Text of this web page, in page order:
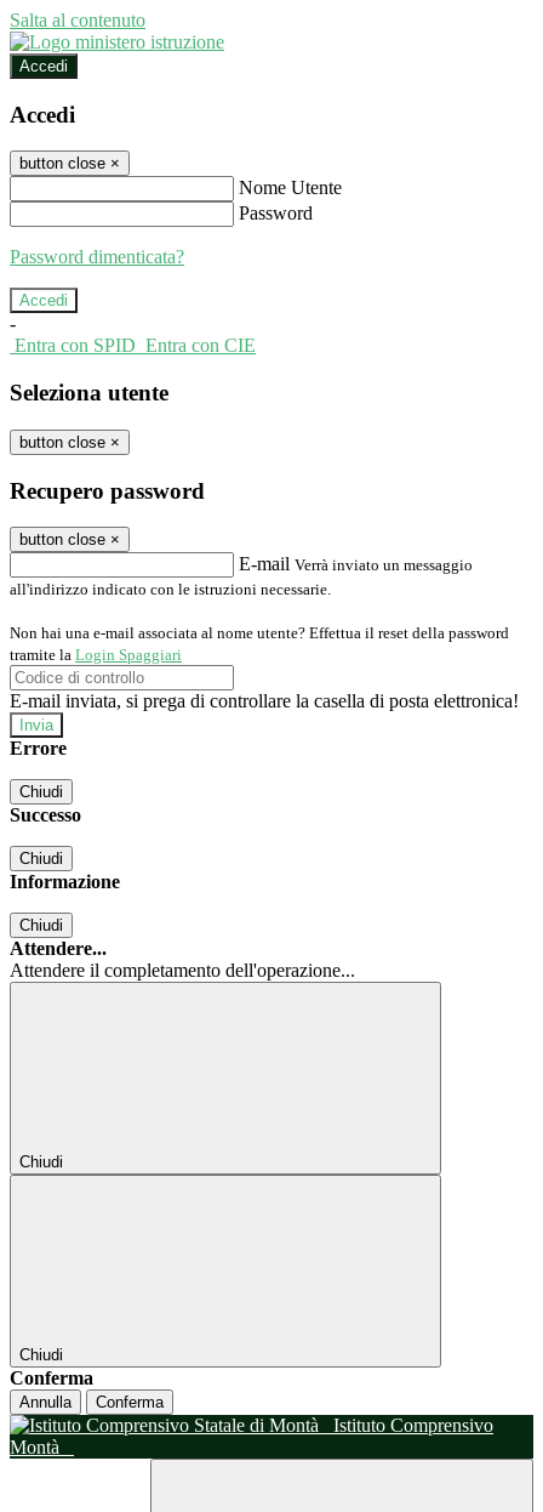
Salta al contenuto
Accedi
Accedi
button close ×
Nome Utente
Password
Password dimenticata?
-
Entra con SPID Entra con CIE
Seleziona utente
button close ×
Recupero password
button close ×
E-mail Verrà inviato un messaggio
all'indirizzo indicato con le istruzioni necessarie.
Non hai una e-mail associata al nome utente? Effettua il reset della password
tramite la Login Spaggiari
E-mail inviata, si prega di controllare la casella di posta elettronica!
Errore
Chiudi
Successo
Chiudi
Informazione
Chiudi
Attendere...
Attendere il completamento dell'operazione...
Chiudi
Chiudi
Conferma
Annulla Conferma
Istituto Comprensivo
Montà